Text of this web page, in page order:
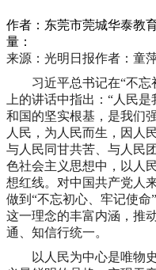
作者：东莞市莞城华泰教
量：
来源：光明日报作者：童
习近平总书记在“不忘
上的讲话中指出：“人民
和国的坚实根基，是我们
人民，为人民而生，因人
与人民同甘共苦、与人民
色社会主义思想中，以人
想红线。对中国共产党人
做到“不忘初心、牢记使
这一理念的丰富内涵，推
通、知信行统一。
以人民为中心是唯物史